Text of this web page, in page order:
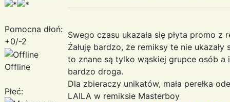
Pomocna dłoń:
+0/-2
Offline
Płeć:
Swego czasu ukazała się płyta promo z
Żałuję bardzo, że remiksy te nie
to znane są tylko wąskiej grupce osób a
bardzo droga.
Dla zbieraczy unikatów, mała perełka
LAILA w remiksie Masterboy